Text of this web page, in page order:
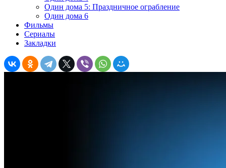
Один дома 5: Праздничное ограбление
Один дома 6
Фильмы
Сериалы
Закладки